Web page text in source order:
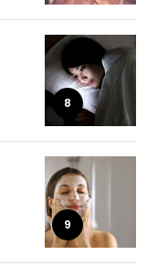
8
9